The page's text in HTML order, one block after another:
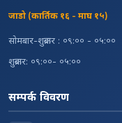
जाडो (कार्तिक १६ - माघ १५)
सोमबार-शुक्रबार : ०९:०० - ०५:००
शुक्रबार: ०९:००- ०५:००
सम्पर्क विवरण